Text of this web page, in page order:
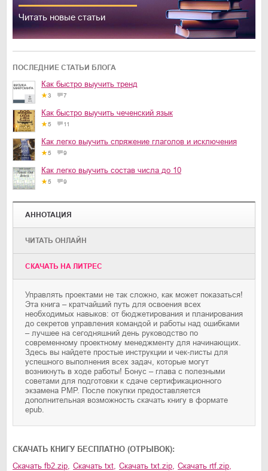
Читать новые статьи
ПОСЛЕДНИЕ СТАТЬИ БЛОГА
Как быстро выучить тренд
3 7
Как быстро выучить чеченский язык
5 11
Как легко выучить спряжение глаголов и исключения
5 9
Как легко выучить состав числа до 10
5 9
АННОТАЦИЯ
ЧИТАТЬ ОНЛАЙН
CКАЧАТЬ НА ЛИТРЕС
Управлять проектами не так сложно, как может показаться!
Эта книга – кратчайший путь для освоения всех
необходимых навыков: от бюджетирования и планирования
до секретов управления командой и работы над ошибками
– лучшее на сегодняшний день руководство по
современному проектному менеджменту для начинающих.
Здесь вы найдете простые инструкции и чек-листы для
успешного выполнения всех задач, которые могут
возникнуть в ходе работы! Бонус – глава с полезными
советами для подготовки к сдаче сертификационного
экзамена PMP. После покупки предоставляется
дополнительная возможность скачать книгу в формате
epub.
CКАЧАТЬ КНИГУ БЕСПЛАТНО (ОТРЫВОК):
Скачать fb2.zip Скачать txt Скачать txt.zip Скачать rtf.zip